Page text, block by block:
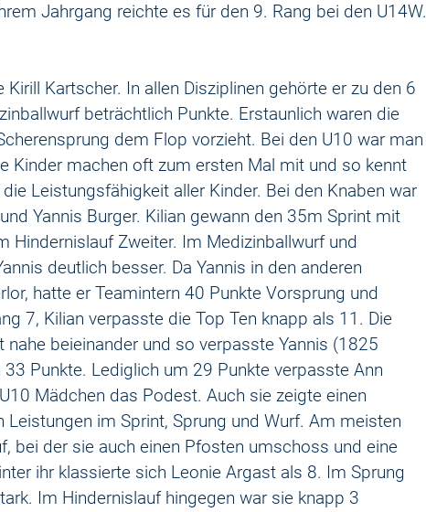
Jahrgang reichte es für den 9. Rang bei den U14W.
Kartscher. In allen Disziplinen gehörte er zu den 6
beträchtlich Punkte. Erstaunlich waren die
dem Flop vorzieht. Bei den U10 war man
Kinder machen oft zum ersten Mal mit und so kennt
Leistungsfähigkeit aller Kinder. Bei den Knaben war
Yannis Burger. Kilian gewann den 35m Sprint mit
Hindernislauf Zweiter. Im Medizinballwurf und
deutlich besser. Da Yannis in den anderen
hatte er Teamintern 40 Punkte Vorsprung und
7, Kilian verpasste die Top Ten knapp als 11. Die
beieinander und so verpasste Yannis (1825
Punkte. Lediglich um 29 Punkte verpasste Ann
Mädchen das Podest. Auch sie zeigte einen
im Sprint, Sprung und Wurf. Am meisten
bei der sie auch einen Pfosten umschoss und eine
ihr klassierte sich Leonie Argast als 8. Im Sprung
Im Hindernislauf hingegen war sie knapp 3